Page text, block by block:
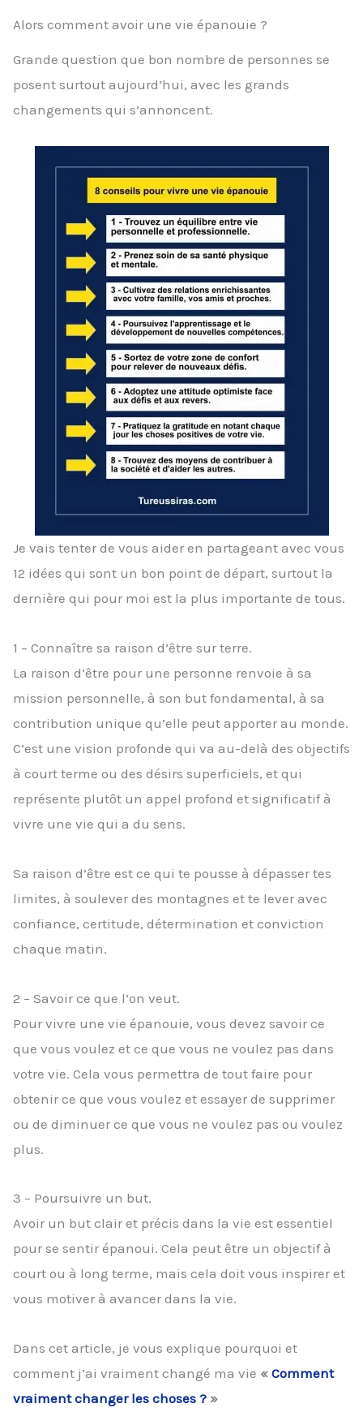
Alors comment avoir une vie épanouie ?
Grande question que bon nombre de personnes se
posent surtout aujourd’hui, avec les grands
changements qui s’annoncent.
Je vais tenter de vous aider en partageant avec vous
12 idées qui sont un bon point de départ, surtout la
dernière qui pour moi est la plus importante de tous.
1 – Connaître sa raison d’être sur terre.
La raison d’être pour une personne renvoie à sa
mission personnelle, à son but fondamental, à sa
contribution unique qu’elle peut apporter au monde.
C’est une vision profonde qui va au-delà des objectifs
à court terme ou des désirs superficiels, et qui
représente plutôt un appel profond et significatif à
vivre une vie qui a du sens.
Sa raison d’être est ce qui te pousse à dépasser tes
limites, à soulever des montagnes et te lever avec
confiance, certitude, détermination et conviction
chaque matin.
2 – Savoir ce que l’on veut.
Pour vivre une vie épanouie, vous devez savoir ce
que vous voulez et ce que vous ne voulez pas dans
votre vie. Cela vous permettra de tout faire pour
obtenir ce que vous voulez et essayer de supprimer
ou de diminuer ce que vous ne voulez pas ou voulez
plus.
3 – Poursuivre un but.
Avoir un but clair et précis dans la vie est essentiel
pour se sentir épanoui. Cela peut être un objectif à
court ou à long terme, mais cela doit vous inspirer et
vous motiver à avancer dans la vie.
Dans cet article, je vous explique pourquoi et
comment j’ai vraiment changé ma vie « Comment
vraiment changer les choses ? »